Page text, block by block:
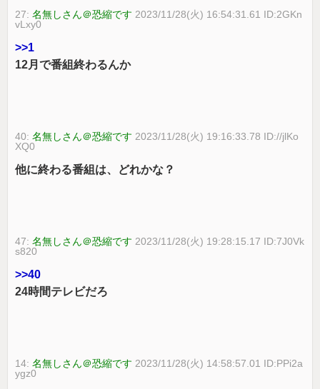
27:名無しさん＠恐縮です 2023/11/28(火) 16:54:31.61 ID:2GKn
vLxy0
>>1
12月で番組終わるんか
40:名無しさん＠恐縮です 2023/11/28(火) 19:16:33.78 ID://jlKo
XQ0
他に終わる番組は、どれかな？
47:名無しさん＠恐縮です 2023/11/28(火) 19:28:15.17 ID:7J0Vk
s820
>>40
24時間テレビだろ
14:名無しさん＠恐縮です 2023/11/28(火) 14:58:57.01 ID:PPi2a
ygz0